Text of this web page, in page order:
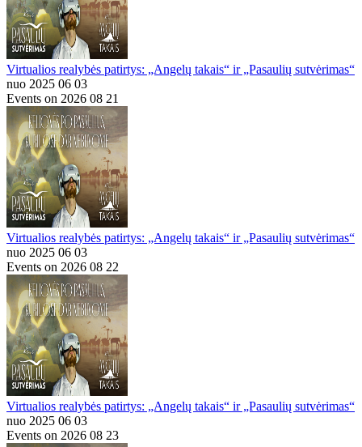
Virtualios realybės patirtys: „Angelų takais“ ir „Pasaulių sutvėrimas“
nuo 2025 06 03
Events on 2026 08 21
Virtualios realybės patirtys: „Angelų takais“ ir „Pasaulių sutvėrimas“
nuo 2025 06 03
Events on 2026 08 22
Virtualios realybės patirtys: „Angelų takais“ ir „Pasaulių sutvėrimas“
nuo 2025 06 03
Events on 2026 08 23